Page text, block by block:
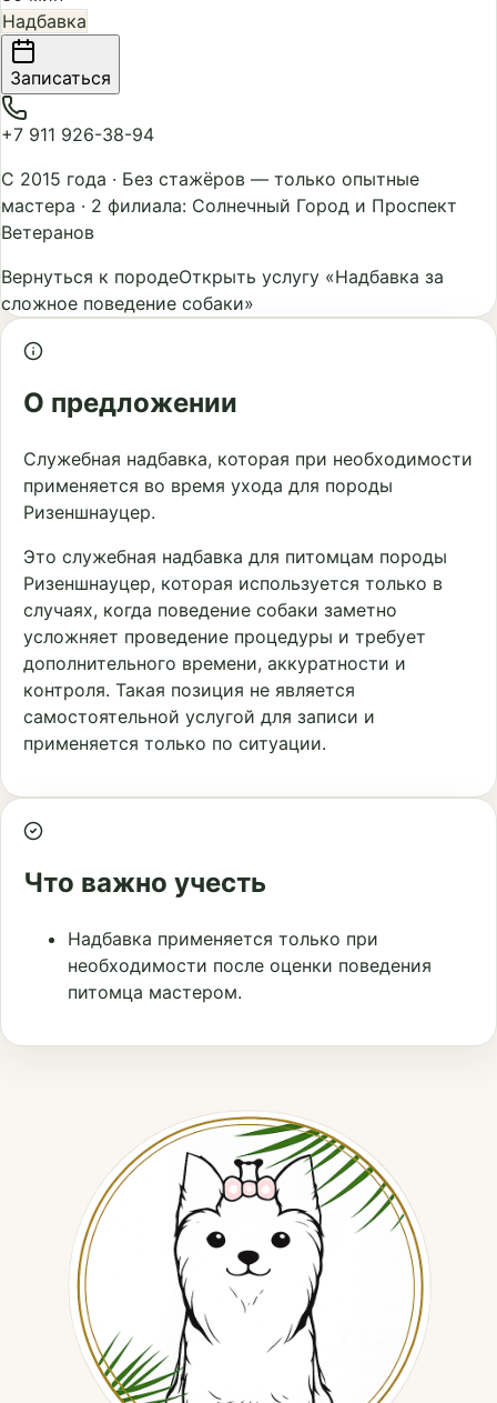
Надбавка
Записаться
+7 911 926-38-94
С 2015 года · Без стажёров — только опытные
мастера · 2 филиала: Солнечный Город и Проспект
Ветеранов
Вернуться к породеОткрыть услугу «Надбавка за
сложное поведение собаки»
О предложении
Служебная надбавка, которая при необходимости
применяется во время ухода для породы
Ризеншнауцер.
Это служебная надбавка для питомцам породы
Ризеншнауцер, которая используется только в
случаях, когда поведение собаки заметно
усложняет проведение процедуры и требует
дополнительного времени, аккуратности и
контроля. Такая позиция не является
самостоятельной услугой для записи и
применяется только по ситуации.
Что важно учесть
Надбавка применяется только при
необходимости после оценки поведения
питомца мастером.